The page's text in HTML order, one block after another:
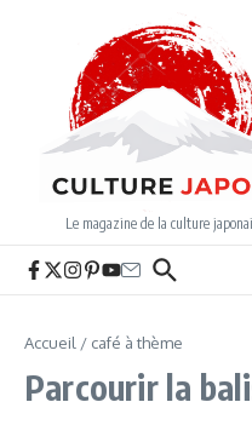
Le magazine de la culture
Accueil / café à thème
Parcourir la